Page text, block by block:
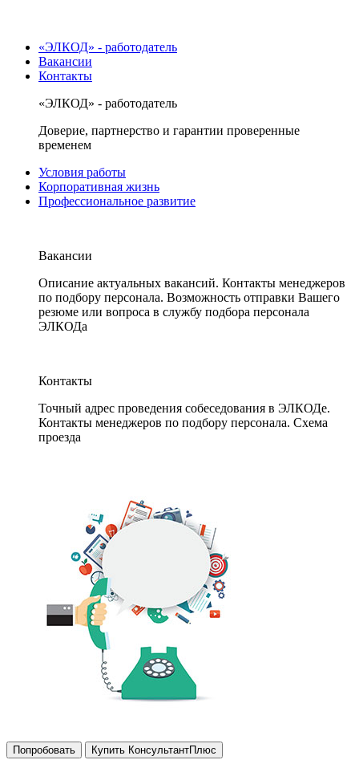
«ЭЛКОД» - работодатель
Вакансии
Контакты
«ЭЛКОД» - работодатель
Доверие, партнерство и гарантии проверенные
временем
Условия работы
Корпоративная жизнь
Профессиональное развитие
Вакансии
Описание актуальных вакансий. Контакты менеджеров
по подбору персонала. Возможность отправки Вашего
резюме или вопроса в службу подбора персонала
ЭЛКОДа
Контакты
Точный адрес проведения собеседования в ЭЛКОДе.
Контакты менеджеров по подбору персонала. Схема
проезда
Попробовать Купить КонсультантПлюс